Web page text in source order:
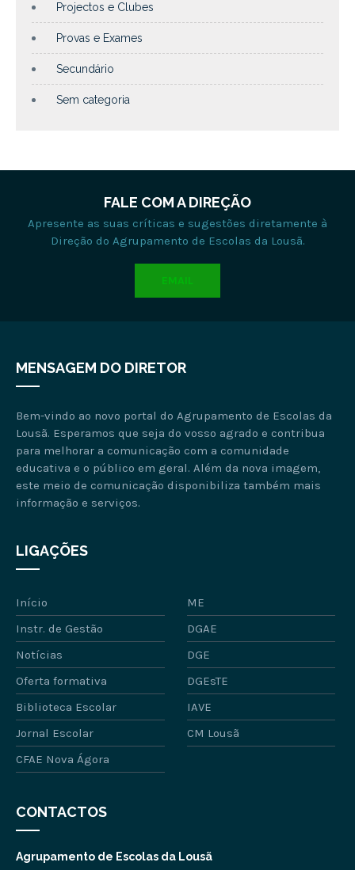
Projectos e Clubes
Provas e Exames
Secundário
Sem categoria
FALE COM A DIREÇÃO
Apresente as suas críticas e sugestões diretamente à
Direção do Agrupamento de Escolas da Lousã.
EMAIL
MENSAGEM DO DIRETOR
Bem-vindo ao novo portal do Agrupamento de Escolas da
Lousã. Esperamos que seja do vosso agrado e contribua
para melhorar a comunicação com a comunidade
educativa e o público em geral. Além da nova imagem,
este meio de comunicação disponibiliza também mais
informação e serviços.
LIGAÇÕES
Início
ME
Instr. de Gestão
DGAE
Notícias
DGE
Oferta formativa
DGEsTE
Biblioteca Escolar
IAVE
Jornal Escolar
CM Lousã
CFAE Nova Ágora
CONTACTOS
Agrupamento de Escolas da Lousã